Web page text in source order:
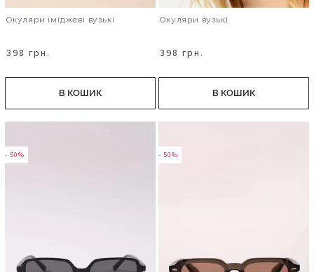
Окуляри іміджеві вузькі
398 грн.
В КОШИК
Окуляри вузькі
398 грн.
В КОШИК
- 50% - 50%